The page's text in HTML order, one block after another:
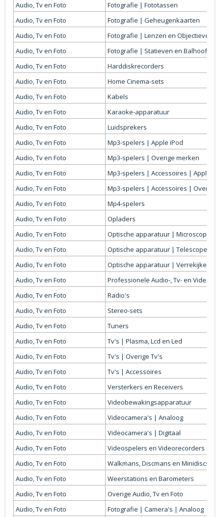
Audio, Tv en Foto
Fotografie | Fototassen
Audio, Tv en Foto
Fotografie | Geheugenkaarten
Audio, Tv en Foto
Fotografie | Lenzen en Objectieven
Audio, Tv en Foto
Fotografie | Statieven en Balhoofden
Audio, Tv en Foto
Harddiskrecorders
Audio, Tv en Foto
Home Cinema-sets
Audio, Tv en Foto
Kabels
Audio, Tv en Foto
Karaoke-apparatuur
Audio, Tv en Foto
Luidsprekers
Audio, Tv en Foto
Mp3-spelers | Apple iPod
Audio, Tv en Foto
Mp3-spelers | Overige merken
Audio, Tv en Foto
Mp3-spelers | Accessoires | Apple
Audio, Tv en Foto
Mp3-spelers | Accessoires | Overige
Audio, Tv en Foto
Mp4-spelers
Audio, Tv en Foto
Opladers
Audio, Tv en Foto
Optische apparatuur | Microscopen
Audio, Tv en Foto
Optische apparatuur | Telescopen
Audio, Tv en Foto
Optische apparatuur | Verrekijkers
Audio, Tv en Foto
Professionele Audio-, Tv- en Video-
Audio, Tv en Foto
Radio's
Audio, Tv en Foto
Stereo-sets
Audio, Tv en Foto
Tuners
Audio, Tv en Foto
Tv's | Plasma, Lcd en Led
Audio, Tv en Foto
Tv's | Overige Tv's
Audio, Tv en Foto
Tv's | Accessoires
Audio, Tv en Foto
Versterkers en Receivers
Audio, Tv en Foto
Videobewakingsapparatuur
Audio, Tv en Foto
Videocamera's | Analoog
Audio, Tv en Foto
Videocamera's | Digitaal
Audio, Tv en Foto
Videospelers en Videorecorders
Audio, Tv en Foto
Walkmans, Discmans en
Audio, Tv en Foto
Weerstations en Barometers
Audio, Tv en Foto
Overige Audio, Tv en Foto
Audio, Tv en Foto
Fotografie | Camera's | Analoog